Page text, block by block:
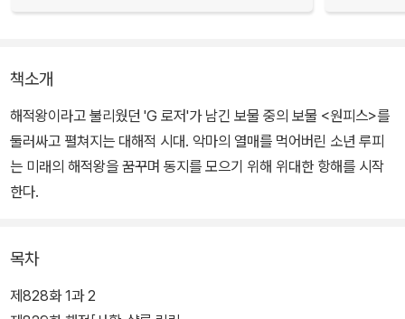
책소개
해적왕이라고 불리웠던 'G 로저'가 남긴 보물 중의 보물 <원피스>를
둘러싸고 펼쳐지는 대해적 시대. 악마의 열매를 먹어버린 소년 루피
는 미래의 해적왕을 꿈꾸며 동지를 모으기 위해 위대한 항해를 시작
한다.
목차
제828화 1과 2